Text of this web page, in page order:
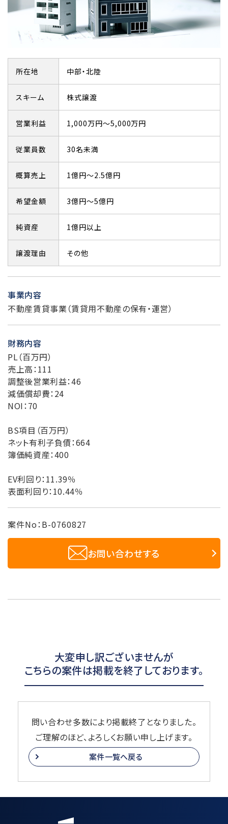
所在地 中部・北陸
スキーム 株式譲渡
営業利益 1,000万円～5,000万円
従業員数 30名未満
概算売上 1億円～2.5億円
希望金額 3億円～5億円
純資産 1億円以上
譲渡理由 その他
事業内容
不動産賃貸事業（賃貸用不動産の保有・運営）
財務内容
PL（百万円）
売上高：111
調整後営業利益：46
減価償却費：24
NOI：70
BS項目（百万円）
ネット有利子負債：664
簿価純資産：400
EV利回り：11.39％
表面利回り：10.44％
案件No：B-0760827
お問い合わせする
大変申し訳ございませんが
こちらの案件は掲載を終了しております。
問い合わせ多数により掲載終了となりました。
ご理解のほど、よろしくお願い申し上げます。
案件一覧へ戻る